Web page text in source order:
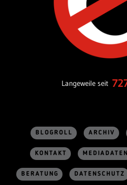
Langeweile seit
BLOGROLL ARCHIV
KONTAKT MEDIADATEN
BERATUNG DATENSCHUTZ